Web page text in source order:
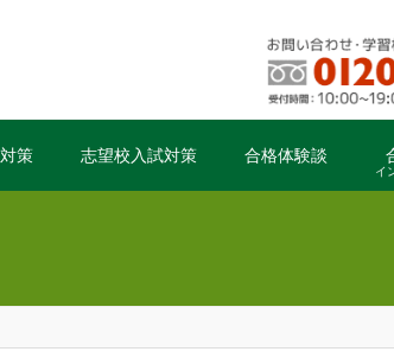
策 志望校入試対策 合格体験談
イ